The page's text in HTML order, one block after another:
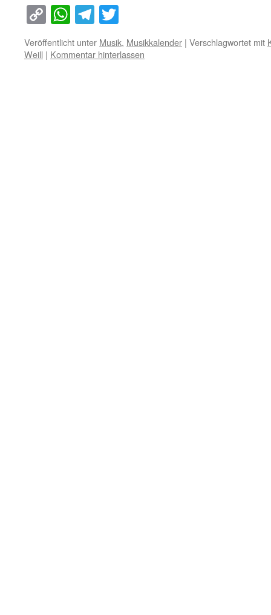
Copy
Link
WhatsApp
Telegram
Veröffentlicht unter Musik, Musikkalender | Verschlagwortet mit
Weill | Kommentar hinterlassen